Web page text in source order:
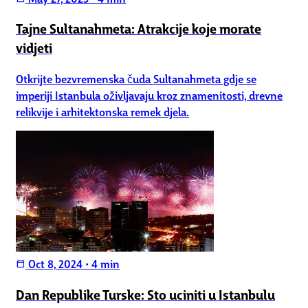
Tajne Sultanahmeta: Atrakcije koje morate
vidjeti
Otkrijte bezvremenska čuda Sultanahmeta gdje se
imperiji Istanbula oživljavaju kroz znamenitosti, drevne
relikvije i arhitektonska remek djela.
calendar_today Oct 8, 2024 • 4 min
Dan Republike Turske: Sto uciniti u Istanbulu